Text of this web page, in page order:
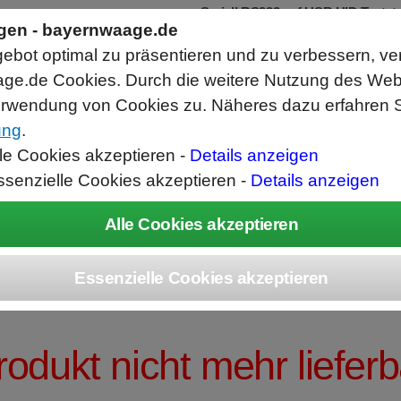
CUBIS®
nicht mehr
Seriell RS232 auf USB HID
RS232 Daten in Computer
Funktioniert wie eine USB Tastatur,
Verwendet Standard USB Tastatur
Datenbearbeitung vor Ausgabe
- bayernwaage.de
optimal zu präsentieren und zu verbessern,
Cookies. Durch die weitere Nutzung des
von Cookies zu. Näheres dazu erfahren
.
Cookies akzeptieren - Details anzeigen
Cookies akzeptieren - Details anzeigen